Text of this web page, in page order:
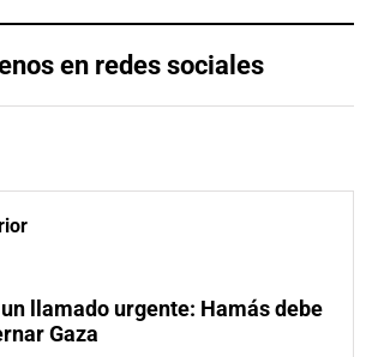
en redes sociales
un llamado urgente: Hamás debe
Gaza